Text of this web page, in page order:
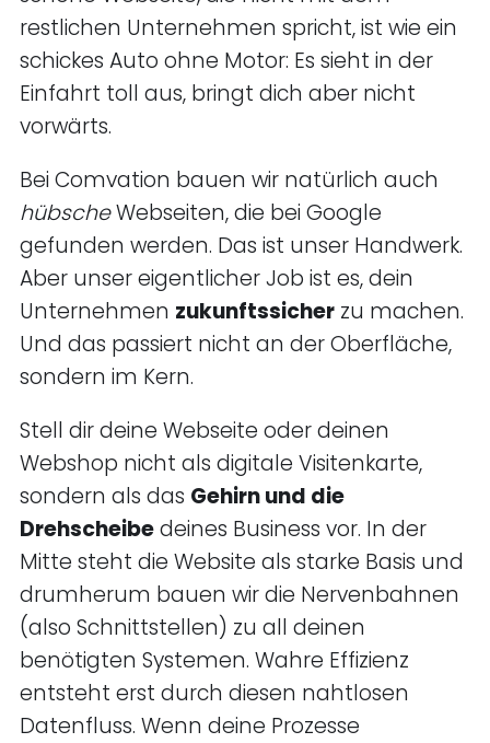
restlichen Unternehmen spricht, ist wie ein
schickes Auto ohne Motor: Es sieht in der
Einfahrt toll aus, bringt dich aber nicht
vorwärts.
Bei Comvation bauen wir natürlich auch
hübscheWebseiten, die bei Google
gefunden werden. Das ist unser Handwerk.
Aber unser eigentlicher Job ist es, dein
Unternehmen zukunftssicher zu machen.
Und das passiert nicht an der Oberfläche,
sondern im Kern.
Stell dir deine Webseite oder deinen
Webshop nicht als digitale Visitenkarte,
sondern als das Gehirn und die
Drehscheibedeines Business vor. In der
Mitte steht die Website als starke Basis und
drumherum bauen wir die Nervenbahnen
(also Schnittstellen) zu all deinen
benötigten Systemen. Wahre Effizienz
entsteht erst durch diesen nahtlosen
Datenfluss. Wenn deine Prozesse